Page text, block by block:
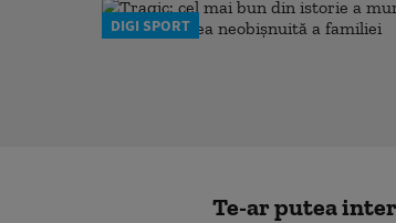
DIGI SPORT
Te-ar putea